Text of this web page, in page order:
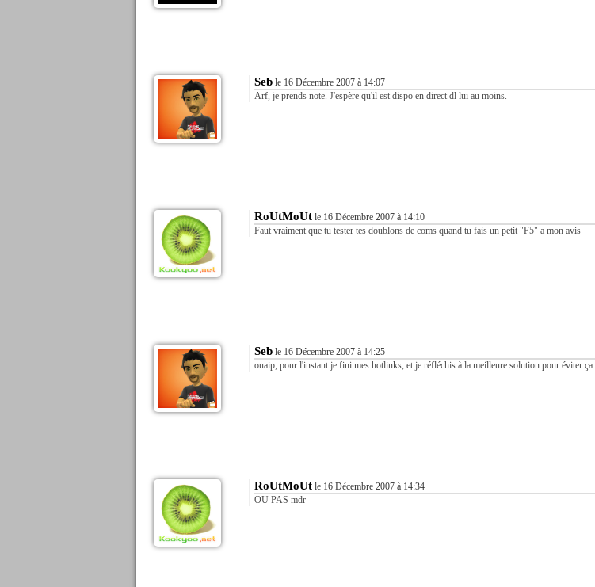
Seb le 16 Décembre 2007 à 14:07
Arf, je prends note. J'espère qu'il est dispo en direct dl lui au moins.
RoUtMoUt le 16 Décembre 2007 à 14:10
Faut vraiment que tu tester tes doublons de coms quand tu fais un petit "F5" a mon avis
Seb le 16 Décembre 2007 à 14:25
ouaip, pour l'instant je fini mes hotlinks, et je réfléchis à la meilleure solution pour éviter ça.
RoUtMoUt le 16 Décembre 2007 à 14:34
OU PAS mdr